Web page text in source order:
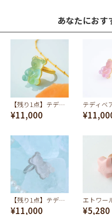
あなたにおす
【残り1点】テディベア ハードグミ リング（ソーダ）
¥11,000
【残り1点】テディベア ハードグミ リング（シュガースノー）
¥11,000 ¥5,280